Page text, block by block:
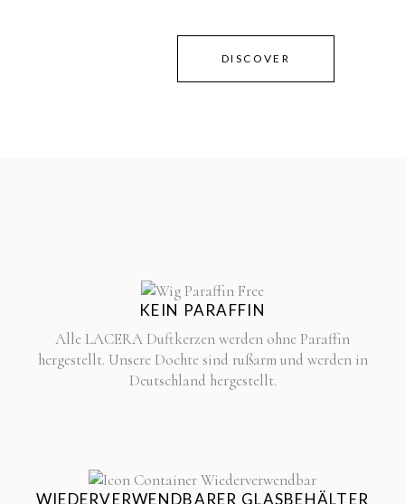
DISCOVER
KEIN PARAFFIN
Alle LACERA Duftkerzen werden ohne Paraffin
hergestellt. Unsere Dochte sind rußarm und werden in
Deutschland hergestellt.
WIEDERVERWENDBARER GLASBEHÄLTER